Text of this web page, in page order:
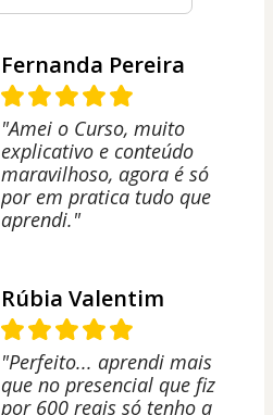
Fernanda Pereira
"Amei o Curso, muito
explicativo e conteúdo
maravilhoso, agora é só
por em pratica tudo que
aprendi."
Rúbia Valentim
"Perfeito... aprendi mais
que no presencial que fiz
por 600 reais só tenho a